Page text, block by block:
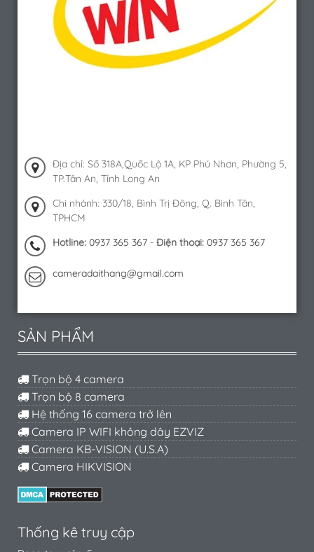
Địa chỉ: Số 318A,Quốc Lộ 1A, KP Phú Nhơn, Phường 5,
TP.Tân An, Tỉnh Long An
Chi nhánh: 330/18, Bình Trị Đông, Q. Bình Tân,
TPHCM
Hotline: 0937 365 367 - Điện thoại: 0937 365 367
cameradaithang@gmail.com
SẢN PHẨM
Trọn bộ 4 camera
Trọn bộ 8 camera
Hệ thống 16 camera trở lên
Camera IP WIFI không dây EZVIZ
Camera KB-VISION (U.S.A)
Camera HIKVISION
Thống kê truy cập